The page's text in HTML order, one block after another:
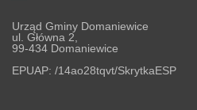
Urząd Gminy Domaniewice
ul. Główna 2,
99-434 Domaniewice
EPUAP: /14ao28tqvt/SkrytkaESP